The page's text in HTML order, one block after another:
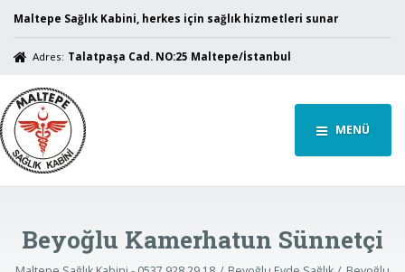
Maltepe Sağlık Kabini, herkes için sağlık hizmetleri sunar
Adres: Talatpaşa Cad. NO:25 Maltepe/İstanbul
MENÜ
Beyoğlu Kamerhatun Sünnetçi